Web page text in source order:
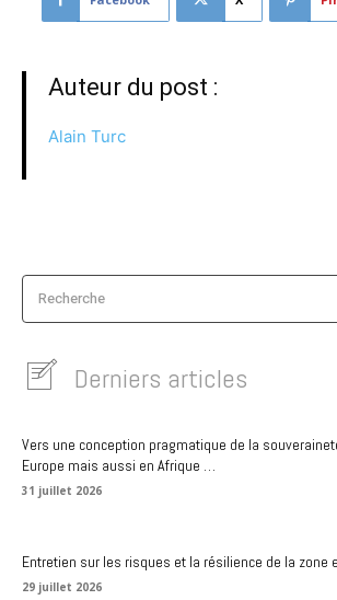
Auteur du post :
Alain Turc
Recherche
Derniers articles
Vers une conception pragmatique de la
Europe mais aussi en Afrique …
31 juillet 2026
Entretien sur les risques et la résilience de la zone
29 juillet 2026